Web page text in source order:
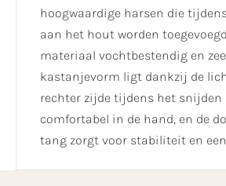
hoogwaardige harsen die
aan het hout worden
materiaal vochtbestendig en
kastanjevorm ligt dankzij de
rechter zijde tijdens het snijden
comfortabel in de hand, en de
tang zorgt voor stabiliteit en